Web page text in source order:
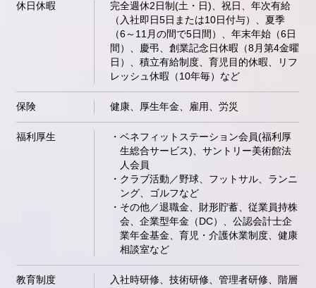
休日休暇
完全週休2日制(土・日)、祝日、年次有給
（入社即日5日または10日付与）、夏季
（6～11月の間で5日間）、年末年始（6日
間）、慶弔、創業記念日休暇（8月第4金曜
日）、積立有給制度、育児目的休暇、リフ
レッシュ休暇（10年毎）など
保険 健康、厚生年金、雇用、労災
福利厚生
ベネフィットステーション会員(福利厚
生総合サービス)、サントリー美術館法
人会員
クラブ活動／野球、フットサル、ランニ
ング、ゴルフなど
その他／退職金、財形貯蓄、従業員持株
会、企業型年金（DC）、公認会計士企
業年金基金、育児・介護休業制度、健康
相談室など
教育制度
入社時研修、技術研修、管理者研修、階層